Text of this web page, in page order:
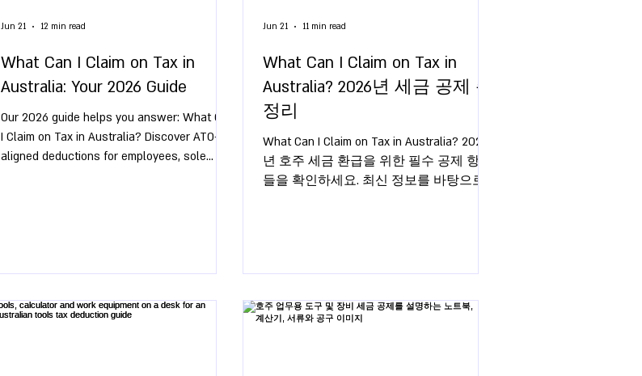
What Can I Claim on Tax in
Australia: Your 2026 Guide
Our 2026 guide helps you answer: What Can
I Claim on Tax in Australia? Discover ATO-
aligned deductions for employees, sole
Jun 21 12 min read
What Can I Claim on Tax in
Australia? 2026년 세금 공제 총
정리
What Can I Claim on Tax in Australia? 2026
년 호주 세금 환급을 위한 필수 공제 항목
들을 확인하세요. 최신 정보를 바탕으로
Jun 21 11 min read